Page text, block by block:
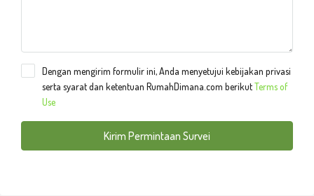
Dengan mengirim formulir ini, Anda menyetujui kebijakan privasi
serta syarat dan ketentuan RumahDimana.com berikutTerms of
Use
Kirim Permintaan Survei